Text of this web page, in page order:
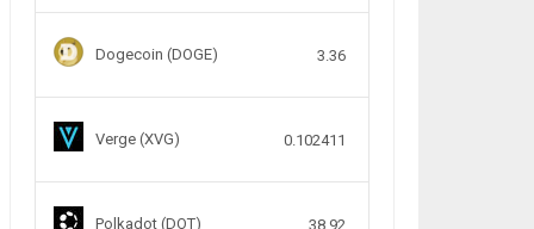
Dogecoin (DOGE) 3.36
Verge (XVG) 0.102411
Polkadot (DOT) 38.92